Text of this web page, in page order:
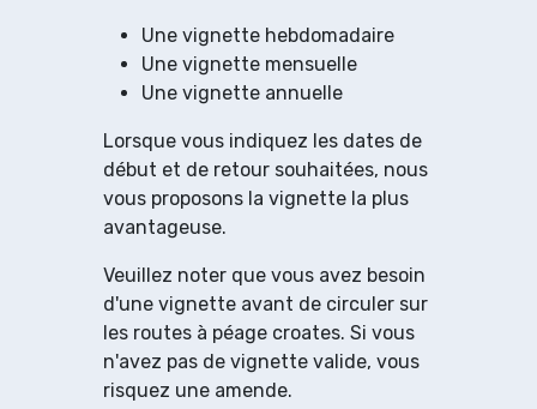
Une vignette hebdomadaire
Une vignette mensuelle
Une vignette annuelle
Lorsque vous indiquez les dates de
début et de retour souhaitées, nous
vous proposons la vignette la plus
avantageuse.
Veuillez noter que vous avez besoin
d'une vignette avant de circuler sur
les routes à péage croates. Si vous
n'avez pas de vignette valide, vous
risquez une amende.